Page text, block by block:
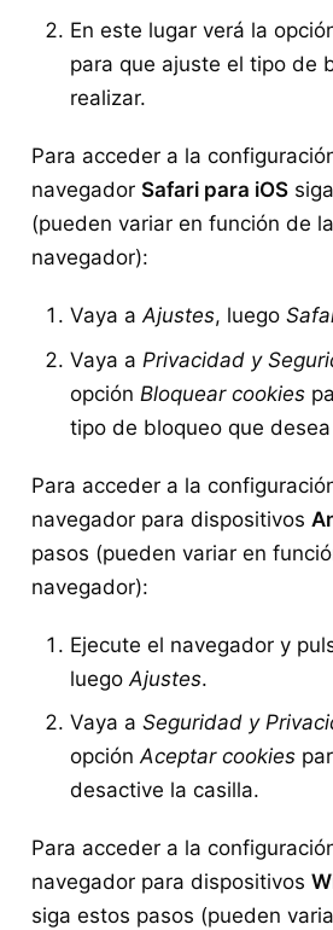
En este lugar verá la
para que ajuste el tipo de
realizar.
Para acceder a la
navegador Safari para iOS
(pueden variar en función de
navegador):
Vaya aAjustes, luego
Vaya a Privacidad y
opción Bloquear cookies
tipo de bloqueo que
Para acceder a la
navegador para dispositivos
pasos (pueden variar en
navegador):
Ejecute el navegador y
luego Ajustes.
Vaya a Seguridad y
opciónAceptar cookies
desactive la casilla.
Para acceder a la
navegador para dispositivos
siga estos pasos (pueden